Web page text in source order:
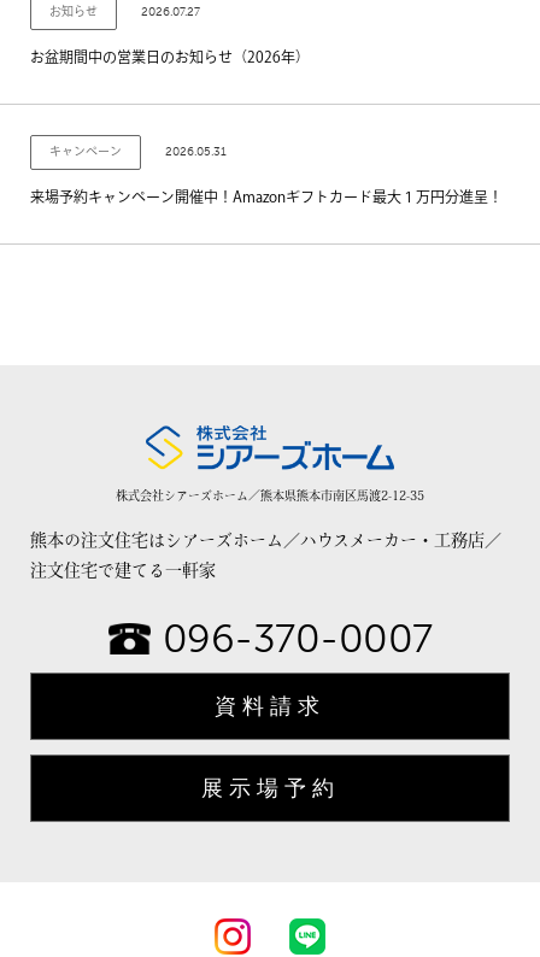
お知らせ 2026.07.27
お盆期間中の営業日のお知らせ（2026年）
キャンペーン 2026.05.31
来場予約キャンペーン開催中！Amazonギフトカード最大１万円分進呈！
株式会社シアーズホーム／熊本県熊本市南区馬渡2-12-35
熊本の注文住宅はシアーズホーム／ハウスメーカー・工務店／
注文住宅で建てる一軒家
096-370-0007
資料請求
展示場予約